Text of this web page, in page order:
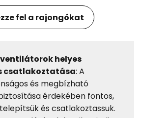
fel a rajongókat
helyes
csatlakoztatása: A
és megbízható
érdekében fontos,
és csatlakoztassuk.